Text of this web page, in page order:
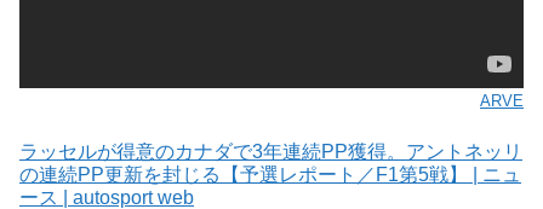
ARVE
ラッセルが得意のカナダで3年連続PP獲得。アントネッリ
の連続PP更新を封じる【予選レポート／F1第5戦】 | ニュ
ース | autosport web